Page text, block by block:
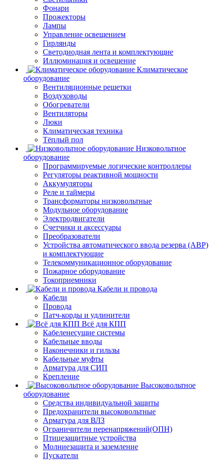
Фонари
Прожекторы
Лампы
Управление освещением
Гирлянды
Светодиодная лента и комплектующие
Иллюминация и освещение
Климатическое
оборудование
Вентиляционные решетки
Воздуховоды
Обогреватели
Вентиляторы
Люки
Климатическая техника
Тёплый пол
Низковольтное
оборудование
Программируемые логические контроллеры
Регуляторы реактивной мощности
Аккумуляторы
Реле и таймеры
Трансформаторы низковольтные
Модульное оборудование
Электродвигатели
Счетчики и аксессуары
Преобразователи
Устройства автоматического ввода резерва (АВР)
и комплектующие
Телекоммуникационное оборудование
Пожарное оборудование
Токоприемники
Кабели и провода
Кабели
Провода
Патч-корды и удлинители
Всё для КПП
Кабеленесущие системы
Кабельные вводы
Наконечники и гильзы
Кабельные муфты
Арматура для СИП
Крепление
Высоковольтное
оборудование
Средства индивидуальной защиты
Предохранители высоковольтные
Арматура для ВЛЗ
Ограничители перенапряжений(ОПН)
Птицезащитные устройства
Молниезащита и заземление
Пускатели